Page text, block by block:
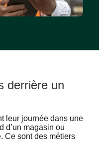
derrière un
leur journée dans une
d’un magasin ou
Ce sont des métiers